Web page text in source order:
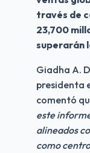
través de
23,700
superarán
Giadha A.
presidenta
comentó
este
alineados
como